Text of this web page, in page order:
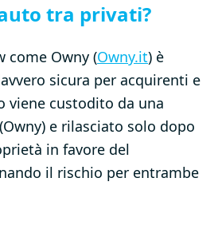
tra privati?
come Owny (Owny.it) è
sicura per acquirenti e
viene custodito da una
e rilasciato solo dopo
in favore del
il rischio per entrambe